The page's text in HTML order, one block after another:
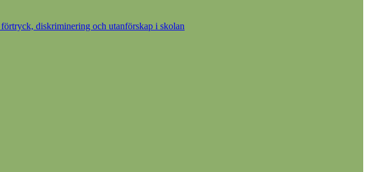
diskriminering och utanförskap i skolan